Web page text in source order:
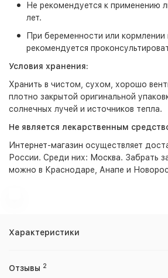
Не рекомендуется к применению
лет.
При беременности или кормлении
рекомендуется
Условия хранения:
Хранить в чистом, сухом, хорошо
плотно закрытой оригинальной
солнечных лучей и источников тепла.
Не является лекарственным
Интернет-магазин осуществляет
России. Среди них: Москва. Забрать
можно в Краснодаре, Анапе и
Характеристики
Отзывы 2